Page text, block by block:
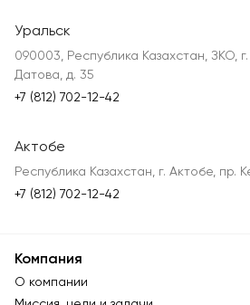
Уральск
090003, Республика Казахстан, ЗКО,
Датова, д. 35
+7 (812) 702-12-42
Актобе
Республика Казахстан, г. Актобе, пр.
+7 (812) 702-12-42
Компания
О компании